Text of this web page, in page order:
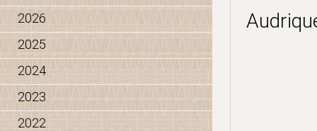
2026
2025
2024
2023
2022